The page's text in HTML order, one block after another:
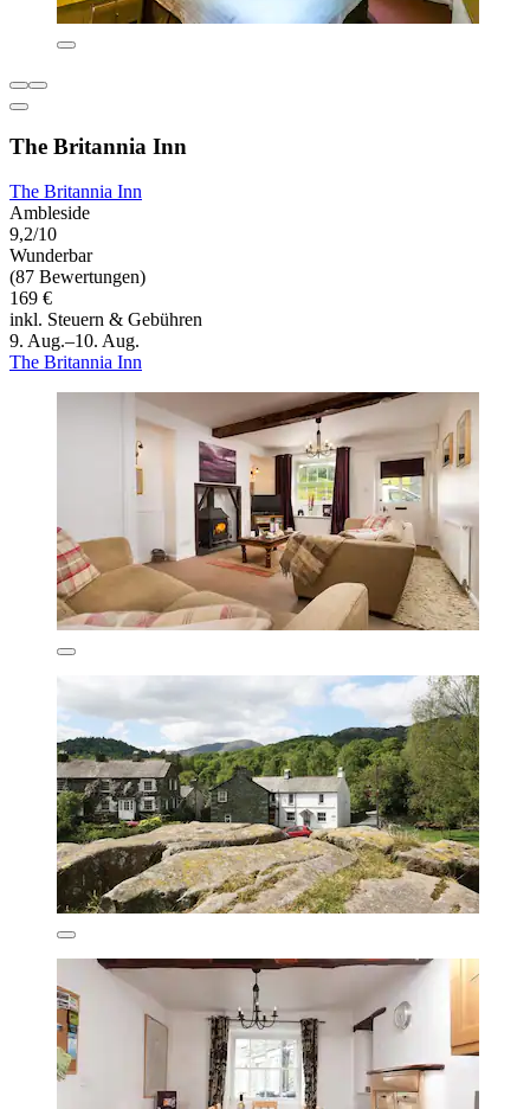
The Britannia Inn
The Britannia Inn
Ambleside
9,2/10
Wunderbar
(87 Bewertungen)
169 €
inkl. Steuern & Gebühren
9. Aug.–10. Aug.
The Britannia Inn